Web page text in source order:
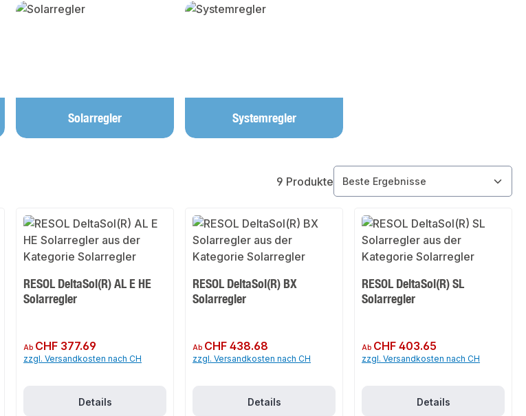
Solarregler Systemregler
9 Produkte
RESOL DeltaSol(R) AL E HE
Solarregler
Regulärer Preis:
Ab CHF 377.69
zzgl. Versandkosten nach CH
Details
RESOL DeltaSol(R) BX
Solarregler
Regulärer Preis:
Ab CHF 438.68
zzgl. Versandkosten nach CH
Details
RESOL DeltaSol(R) SL
Solarregler
Regulärer Preis:
Ab CHF 403.65
zzgl. Versandkosten nach CH
Details